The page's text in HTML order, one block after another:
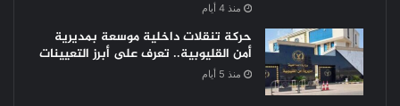
منذ 4 أيام
حركة تنقلات داخلية موسعة بمديرية
أمن القليوبية.. تعرف على أبرز التعيينات
منذ 5 أيام